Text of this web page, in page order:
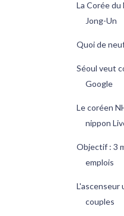
La Corée du
Jong-Un
Quoi de
Séoul veut
Google
Le coréen
nippon
Objectif : 3
emplois
L'ascenseur
couples